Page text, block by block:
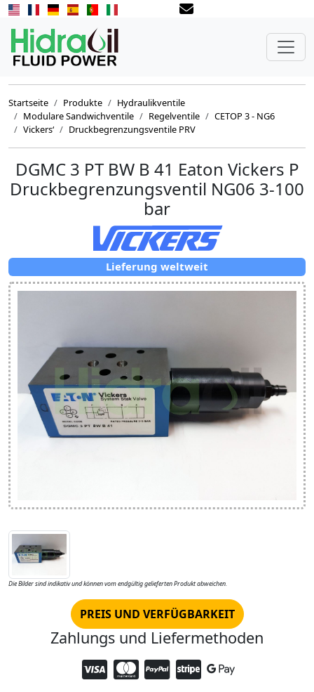
Startseite Produkte
Hydraulikventile
Modulare Sandwichventile
Regelventile
CETOP 3 - NG6
Vickers‘
Druckbegrenzungsventile PRV
DGMC 3 PT BW B 41 Eaton Vickers P
Druckbegrenzungsventil NG06 3-100
bar
Lieferung weltweit
Die Bilder sind indikativ und können vom endgültig gelieferten Produkt abweichen.
PREIS UND VERFÜGBARKEIT
Zahlungs und Liefermethoden